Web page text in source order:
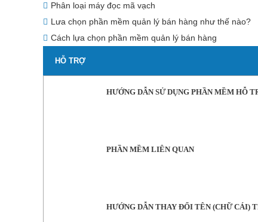
Phân loại máy đọc mã vạch
Lưa chọn phần mềm quản lý bán hàng như thế nào?
Cách lựa chọn phần mềm quản lý bán hàng
HỖ TRỢ
HƯỚNG DẪN SỬ DỤNG PHẦN MỀM HỖ
PHẦN MỀM LIÊN QUAN
HƯỚNG DẪN THAY ĐỔI TÊN (CHỮ CÁI)